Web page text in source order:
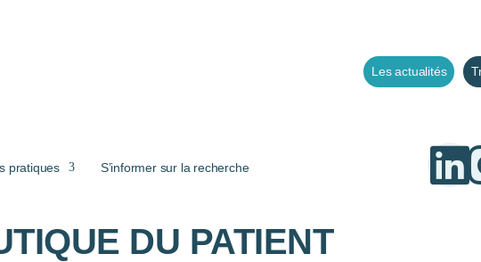
Les actualités
pratiques S’informer sur la recherche
DU PATIENT